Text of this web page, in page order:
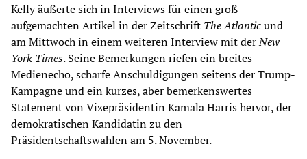
Kelly äußerte sich in Interviews für einen groß
aufgemachten Artikel in der Zeitschrift The Atlanticund
am Mittwoch in einem weiteren Interview mit derNew
York Times. Seine Bemerkungen riefen ein breites
Medienecho, scharfe Anschuldigungen seitens der Trump-
Kampagne und ein kurzes, aber bemerkenswertes
Statement von Vizepräsidentin Kamala Harris hervor, der
demokratischen Kandidatin zu den
Präsidentschaftswahlen am 5. November.